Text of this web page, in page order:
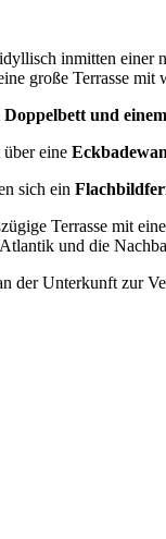
inmitten
große Terrasse mit
Doppelbett und
eine
sich ein
Terrasse mit
und die
der Unterkunft zur